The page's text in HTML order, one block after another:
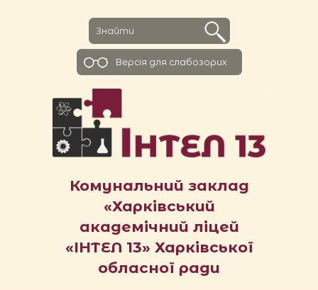
Комунальний заклад
«Харківський
академічний ліцей
«ІНТЕЛ 13» Харківської
обласної ради
Версiя для слабозорих